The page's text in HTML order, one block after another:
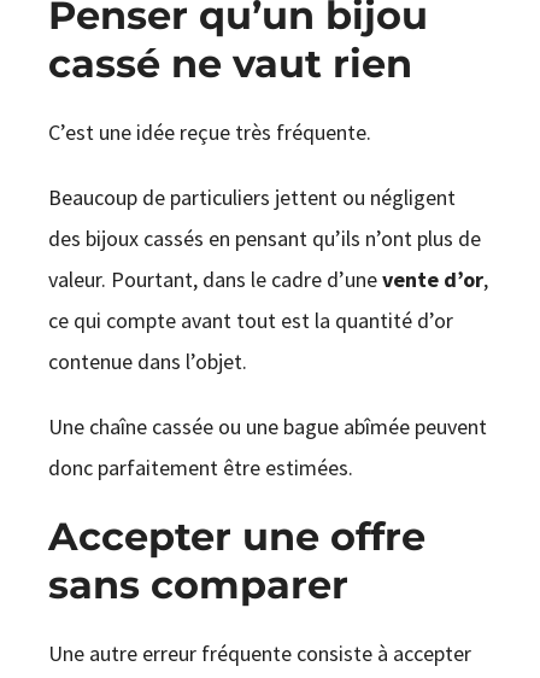
Penser qu’un bijou
cassé ne vaut rien
C’est une idée reçue très fréquente.
Beaucoup de particuliers jettent ou négligent
des bijoux cassés en pensant qu’ils n’ont plus de
valeur. Pourtant, dans le cadre d’unevente d’or,
ce qui compte avant tout est la quantité d’or
contenue dans l’objet.
Une chaîne cassée ou une bague abîmée peuvent
donc parfaitement être estimées.
Accepter une offre
sans comparer
Une autre erreur fréquente consiste à accepter